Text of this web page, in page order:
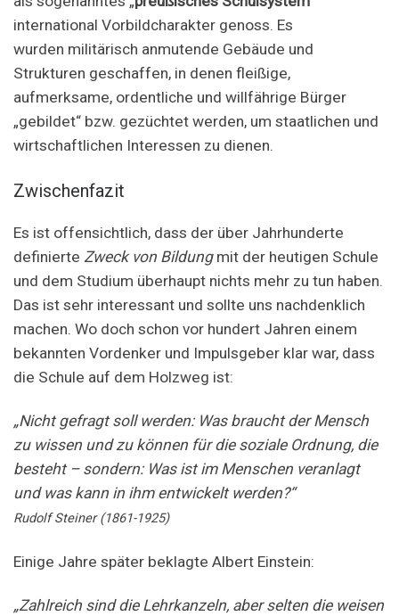
international Vorbildcharakter genoss. Es
wurden militärisch anmutende Gebäude und
Strukturen geschaffen, in denen fleißige,
aufmerksame, ordentliche und willfährige Bürger
„gebildet“ bzw. gezüchtet werden, um staatlichen und
wirtschaftlichen Interessen zu dienen.
Zwischenfazit
Es ist offensichtlich, dass der über Jahrhunderte
definierte Zweck von Bildungmit der heutigen Schule
und dem Studium überhaupt nichts mehr zu tun haben.
Das ist sehr interessant und sollte uns nachdenklich
machen. Wo doch schon vor hundert Jahren einem
bekannten Vordenker und Impulsgeber klar war, dass
die Schule auf dem Holzweg ist:
„Nicht gefragt soll werden: Was braucht der Mensch
zu wissen und zu können für die soziale Ordnung, die
besteht – sondern: Was ist im Menschen veranlagt
und was kann in ihm entwickelt werden?“
Rudolf Steiner (1861-1925)
Einige Jahre später beklagte Albert Einstein:
„Zahlreich sind die Lehrkanzeln, aber selten die weisen